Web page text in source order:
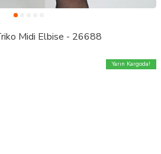
Midi Elbise - 26688
Yarın Kargoda!